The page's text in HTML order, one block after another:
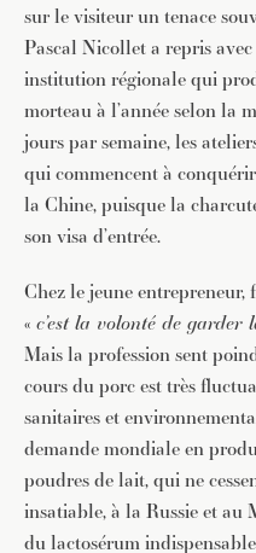
sur le visiteur un tenace
Pascal Nicollet a repris
institution régionale qui
morteau à l’année selon la
jours par semaine, les
qui commencent à
la Chine, puisque la
son visa d’entrée.
Chez le jeune
« c’est la volonté de
Mais la profession sent
cours du porc est très
sanitaires et
demande mondiale en
poudres de lait, qui ne
insatiable, à la Russie et
du lactosérum